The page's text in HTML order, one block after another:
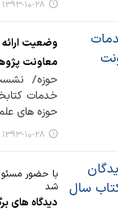
۱۳۹۳-۱۰-۲۸ ۱۸:۰۹
وضعیت
معاونت
حوزه/
خدمات
حوزه های
۱۳۹۳-۱۰-۲۸ ۱۸:۱۳
با حضور
شد
دیدگاه های